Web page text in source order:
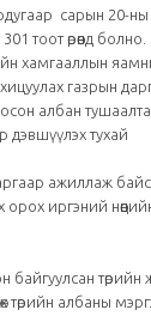
сарын 20-ны
тоот өрөөнд болно.
хамгааллын
газрын
албан
дэвшүүлэх тухай
ажиллаж
иргэний
байгуулсан төрийн
төрийн албаны